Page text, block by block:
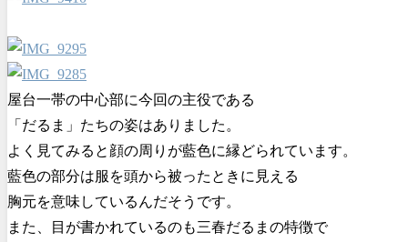
屋台一帯の中心部に今回の主役である
「だるま」たちの姿はありました。
よく見てみると顔の周りが藍色に縁どられています。
藍色の部分は服を頭から被ったときに見える
胸元を意味しているんだそうです。
また、目が書かれているのも三春だるまの特徴で